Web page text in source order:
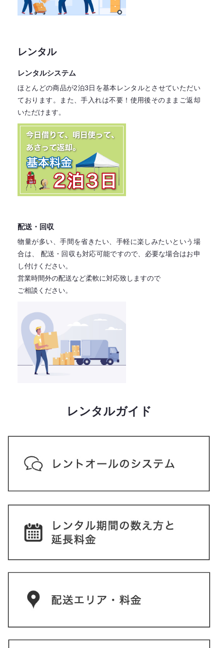
レンタル
レンタルシステム
ほとんどの商品が2泊3日を基本レンタルとさせていただい
ております。
また、手入れは不要！ 使用後そのままご返却
いただけます。
配送・回収
物量が多い、手間を省きたい、手軽に楽しみたいという場
合は、
配送・回収も対応可能ですので、必要な場合はお申
し付けください。
営業時間外の配送など柔軟に対応致しますので
ご相談ください。
レンタルガイド